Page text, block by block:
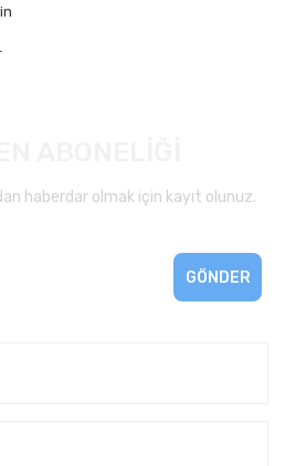
haberdar olmak için kayıt olunuz.
GÖNDER